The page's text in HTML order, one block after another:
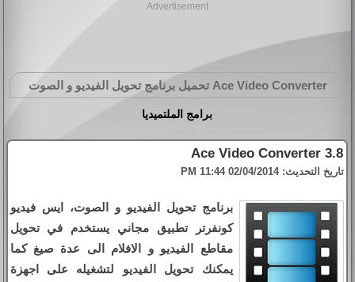
Advertisement
Ace Video Converter تحميل برنامج تحويل الفيديو و الصوت
برامج الملتميديا
Ace Video Converter 3.8
تاريخ التحديث:02/04/2014 11:44 PM
برنامج تحويل الفيديو و الصوت، ايس فيديو
كونفرتر تطبيق مجاني يستخدم في تحويل
مقاطع الفيديو و الافلام الى عدة صيغ كما
يمكنك تحويل الفيديو لتشغيله على اجهزة